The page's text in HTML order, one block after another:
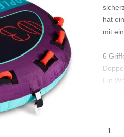
hat
mit
6
Ein
420